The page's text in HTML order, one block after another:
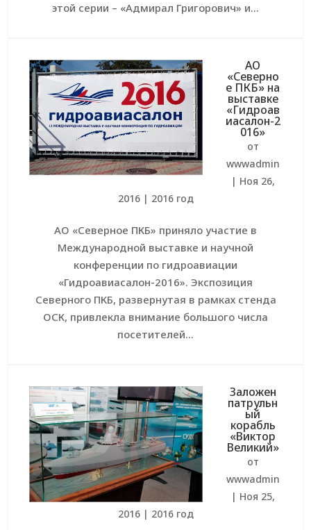
этой серии – «Адмирал Григорович» и...
АО
«Северно
е ПКБ» на
выставке
«Гидроав
иасалон-2
016»
от
wwwadmin
| Ноя 26,
2016| 2016 год
АО «Северное ПКБ» приняло участие в
Международной выставке и научной
конференции по гидроавиации
«Гидроавиасалон-2016». Экспозиция
Северного ПКБ, развернутая в рамках стенда
ОСК, привлекла внимание большого числа
посетителей...
Заложен
патрульн
ый
корабль
«Виктор
Великий»
от
wwwadmin
| Ноя 25,
2016| 2016 год